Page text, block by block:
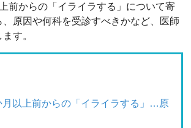
前からの「イライラする」について寄
原因や何科を受診すべきかなど、医師
す。
月以上前からの「イライラする」…原